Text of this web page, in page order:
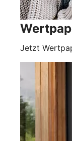
Jetzt